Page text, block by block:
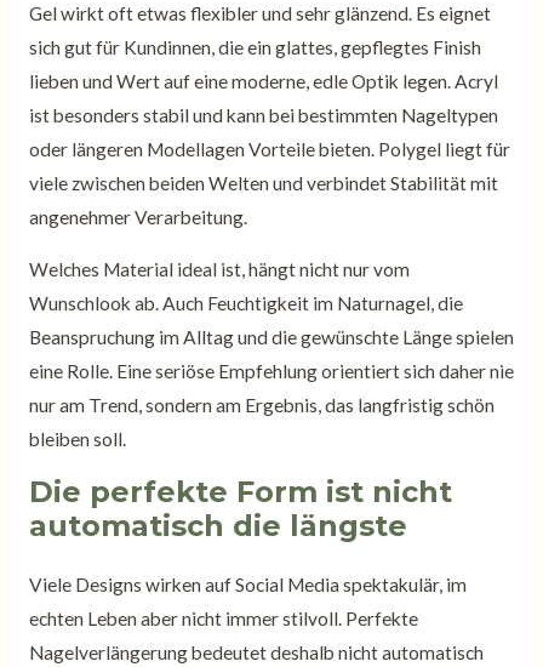
Gel wirkt oft etwas flexibler und sehr glänzend. Es eignet
sich gut für Kundinnen, die ein glattes, gepflegtes Finish
lieben und Wert auf eine moderne, edle Optik legen. Acryl
ist besonders stabil und kann bei bestimmten Nageltypen
oder längeren Modellagen Vorteile bieten. Polygel liegt für
viele zwischen beiden Welten und verbindet Stabilität mit
angenehmer Verarbeitung.
Welches Material ideal ist, hängt nicht nur vom
Wunschlook ab. Auch Feuchtigkeit im Naturnagel, die
Beanspruchung im Alltag und die gewünschte Länge spielen
eine Rolle. Eine seriöse Empfehlung orientiert sich daher nie
nur am Trend, sondern am Ergebnis, das langfristig schön
bleiben soll.
Die perfekte Form ist nicht
automatisch die längste
Viele Designs wirken auf Social Media spektakulär, im
echten Leben aber nicht immer stilvoll. Perfekte
Nagelverlängerung bedeutet deshalb nicht automatisch